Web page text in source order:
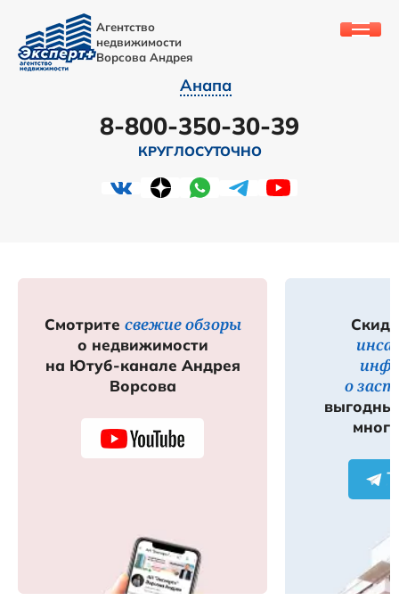
Агентство
недвижимости
Ворсова Андрея
Анапа
8-800-350-30-39
КРУГЛОСУТОЧНО
Смотрите свежие обзоры
о недвижимости
на Ютуб-канале Андрея
Ворсова
о